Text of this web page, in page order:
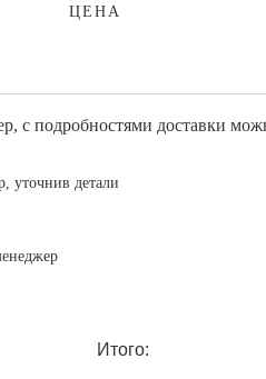
ЦЕНА
менеджер, c